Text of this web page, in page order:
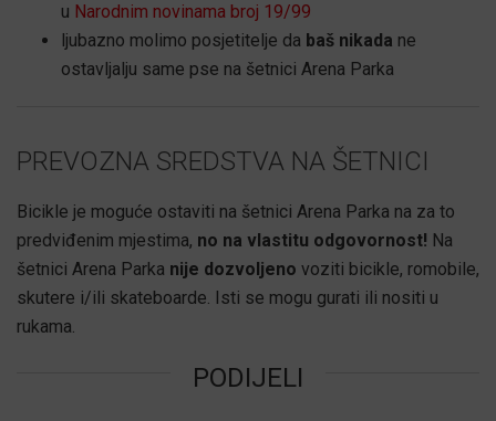
u Narodnim novinama broj 19/99
ljubazno molimo posjetitelje da baš nikada ne
ostavljalju same pse na šetnici Arena Parka
PREVOZNA SREDSTVA NA ŠETNICI
Bicikle je moguće ostaviti na šetnici Arena Parka na za to
predviđenim mjestima, no na vlastitu odgovornost! Na
šetnici Arena Parka nije dozvoljeno voziti bicikle, romobile,
skutere i/ili skateboarde. Isti se mogu gurati ili nositi u
rukama.
PODIJELI